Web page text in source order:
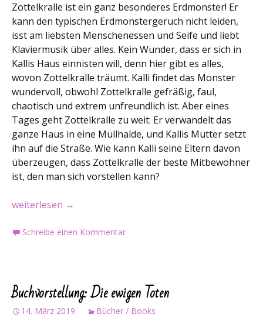
Zottelkralle ist ein ganz besonderes Erdmonster! Er
kann den typischen Erdmonstergeruch nicht leiden,
isst am liebsten Menschenessen und Seife und liebt
Klaviermusik über alles. Kein Wunder, dass er sich in
Kallis Haus einnisten will, denn hier gibt es alles,
wovon Zottelkralle träumt. Kalli findet das Monster
wundervoll, obwohl Zottelkralle gefräßig, faul,
chaotisch und extrem unfreundlich ist. Aber eines
Tages geht Zottelkralle zu weit: Er verwandelt das
ganze Haus in eine Müllhalde, und Kallis Mutter setzt
ihn auf die Straße. Wie kann Kalli seine Eltern davon
überzeugen, dass Zottelkralle der beste Mitbewohner
ist, den man sich vorstellen kann?
Buchvorstellung: Zottelkralle
weiterlesen →
Schreibe einen Kommentar
Buchvorstellung: Die ewigen Toten
14. März 2019 Bücher / Books